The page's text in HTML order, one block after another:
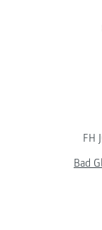
FH
Bad